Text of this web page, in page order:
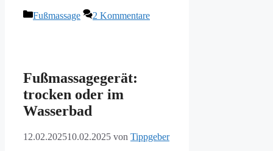
Kategorien
Fußmassage 2 Kommentare
Fußmassagegerät:
trocken oder im
Wasserbad
12.02.202510.02.2025 von Tippgeber